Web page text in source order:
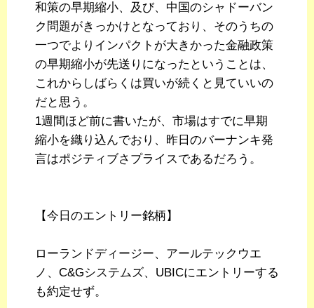
和策の早期縮小、及び、中国のシャドーバン
ク問題がきっかけとなっており、そのうちの
一つでよりインパクトが大きかった金融政策
の早期縮小が先送りになったということは、
これからしばらくは買いが続くと見ていいの
だと思う。
1週間ほど前に書いたが、市場はすでに早期
縮小を織り込んでおり、昨日のバーナンキ発
言はポジティブさプライスであるだろう。
【今日のエントリー銘柄】
ローランドディージー、アールテックウエ
ノ、C&Gシステムズ、UBICにエントリーする
も約定せず。